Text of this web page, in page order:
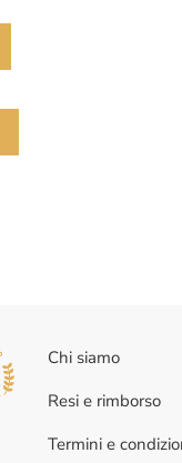
Chi siamo
Resi e rimborso
Termini e